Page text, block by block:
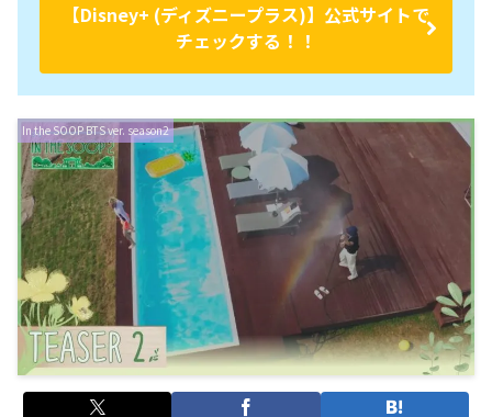
【Disney+ (ディズニープラス)】公式サイトで
チェックする！！
In the SOOP BTS ver. season2